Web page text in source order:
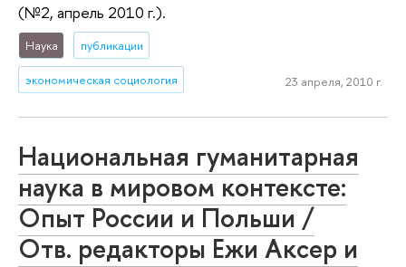
(№2, апрель 2010 г.).
Наука публикации
экономическая социология 23 апреля, 2010 г.
Национальная гуманитарная
наука в мировом контексте:
Опыт России и Польши /
Отв. редакторы Ежи Аксер и